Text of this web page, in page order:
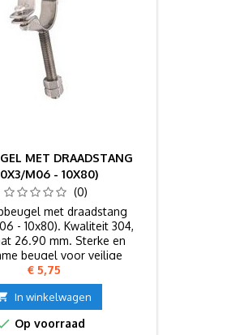
MET DRAADSTANG
M06 - 10X80)
(0)
met draadstang
- 10x80). Kwaliteit 304,
26.90 mm. Sterke en
beugel voor veilige
van pijpen.
Prijs
€ 5,75
In winkelwagen
Op voorraad